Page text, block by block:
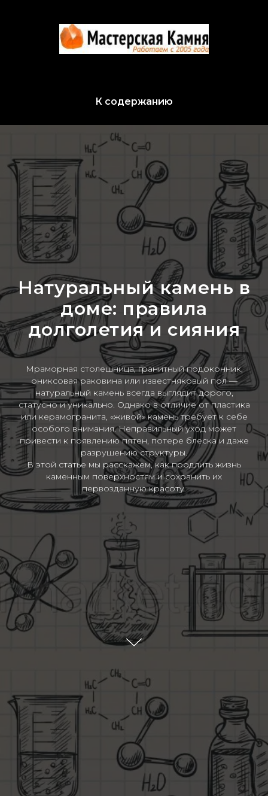
К содержанию
Натуральный камень в
доме: правила
долголетия и сияния
Мраморная столешница, гранитный подоконник,
ониксовая раковина или известняковый пол —
натуральный камень всегда выглядит дорого,
статусно и уникально. Однако в отличие от пластика
или керамогранита, «живой» камень требует к себе
особого внимания. Неправильный уход может
привести к появлению пятен, потере блеска и даже
разрушению структуры.
В этой статье мы расскажем, как продлить жизнь
каменным поверхностям и сохранить их
первозданную красоту.